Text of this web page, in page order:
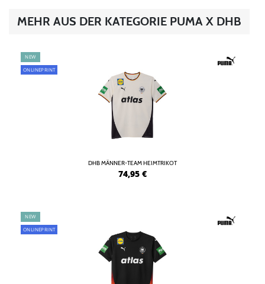
MEHR AUS DER KATEGORIE PUMA X DHB
NEW
ONLINEPRINT
DHB MÄNNER-TEAM HEIMTRIKOT
74,95 €
NEW
ONLINEPRINT